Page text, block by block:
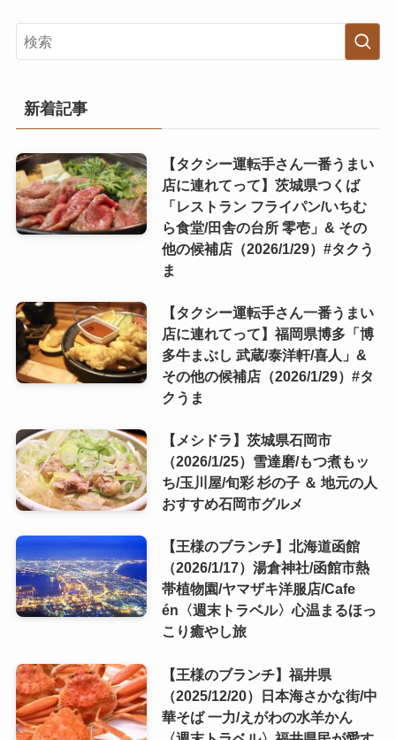
新着記事
【タクシー運転手さん一番うまい
店に連れてって】茨城県つくば
「レストラン フライパン/いちむ
ら食堂/田舎の台所 零壱」& その
他の候補店（2026/1/29）#タクう
ま
【タクシー運転手さん一番うまい
店に連れてって】福岡県博多「博
多牛まぶし 武蔵/泰洋軒/喜人」&
その他の候補店（2026/1/29）#タ
クうま
【メシドラ】茨城県石岡市
（2026/1/25）雪達磨/もつ煮もッ
ち/玉川屋/旬彩 杉の子 ＆ 地元の人
おすすめ石岡市グルメ
【王様のブランチ】北海道函館
（2026/1/17）湯倉神社/函館市熱
帯植物園/ヤマザキ洋服店/Cafe
én〈週末トラベル〉心温まるほっ
こり癒やし旅
【王様のブランチ】福井県
（2025/12/20）日本海さかな街/中
華そば 一力/えがわの水羊かん